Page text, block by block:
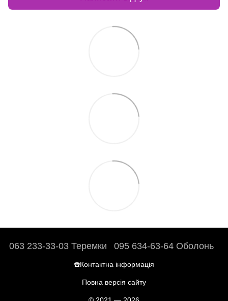
063 233-33-03 Теремки 095 634-63-64 Оболонь
☎️Контактна інформація
Повна версія сайту